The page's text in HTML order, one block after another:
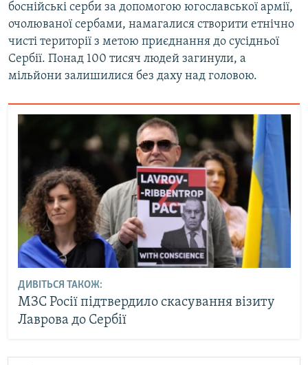
боснійські серби за допомогою югославської армії,
очолюваної сербами, намагалися створити етнічно
чисті території з метою приєднання до сусідньої
Сербії. Понад 100 тисяч людей загинули, а
мільйони залишилися без даху над головою.
ДИВІТЬСЯ ТАКОЖ:
МЗС Росії підтвердило скасування візиту
Лаврова до Сербії